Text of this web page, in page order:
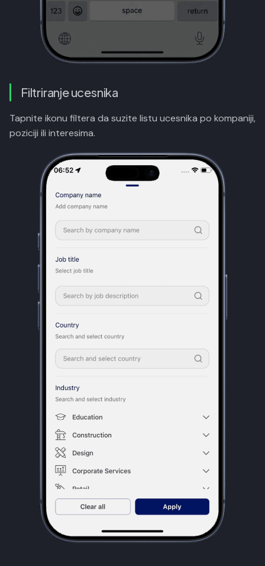
Filtriranje ucesnika
Tapnite ikonu filtera da suzite listu ucesnika po kompaniji,
poziciji ili interesima.